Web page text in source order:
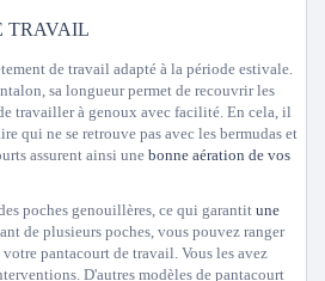
TRAVAIL
de travail adapté à la période estivale.
sa longueur permet de recouvrir les
travailler à genoux avec facilité. En cela, il
qui ne se retrouve pas avec les bermudas et
assurent ainsi une bonne aération de vos
poches genouillères, ce qui garantit une
de plusieurs poches, vous pouvez ranger
pantacourt de travail. Vous les avez
D'autres modèles de pantacourt